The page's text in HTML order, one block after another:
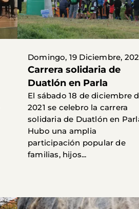
Domingo, 19 Diciembre,
Carrera solidaria de
Duatlón en Parla
El sábado 18 de diciembre
2021 se celebro la carrera
solidaria de Duatlón en
Hubo una amplia
participación popular de
familias, hijos...